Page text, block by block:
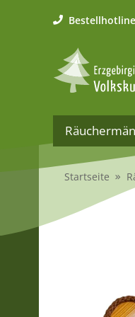
Bestellhotline
Startseite